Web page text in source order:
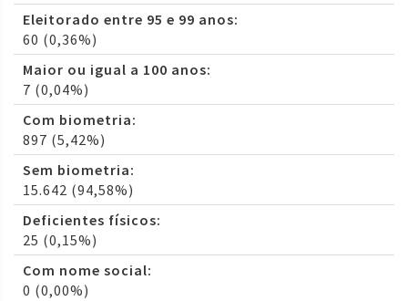
Eleitorado entre 95 e 99 anos:
60 (0,36%)
Maior ou igual a 100 anos:
7 (0,04%)
Com biometria:
897 (5,42%)
Sem biometria:
15.642 (94,58%)
Deficientes físicos:
25 (0,15%)
Com nome social:
0 (0,00%)